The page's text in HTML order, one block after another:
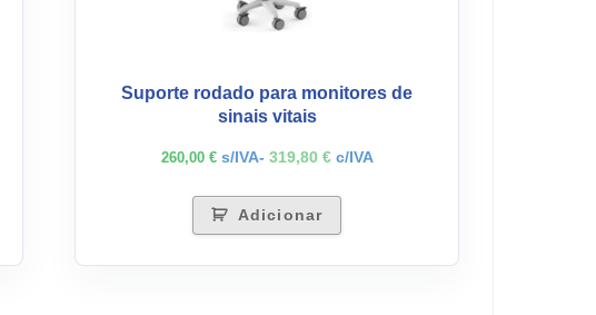
Suporte rodado para monitores de
sinais vitais
260,00 € s/IVA- 319,80 €c/IVA
Adicionar